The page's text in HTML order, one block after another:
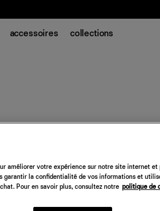
accessoires collections
améliorer votre expérience sur notre site internet et
garantir la confidentialité de vos informations et
Pour en savoir plus, consultez notre politique de